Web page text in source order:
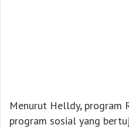
Menurut Helldy, program
program sosial yang